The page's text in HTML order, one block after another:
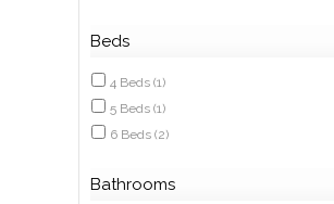
Beds
4 Beds (1)
5 Beds (1)
6 Beds (2)
Bathrooms